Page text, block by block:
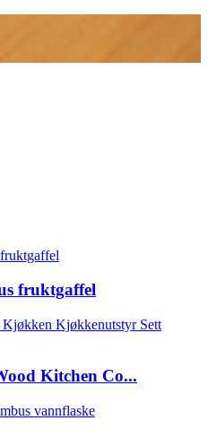
fruktgaffel
Kitchen Co...